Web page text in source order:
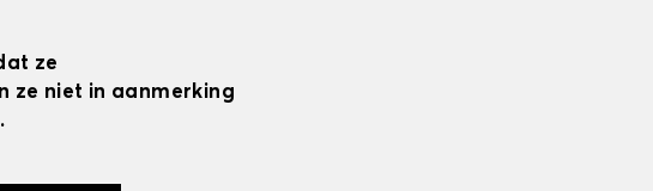
ze
ze niet in aanmerking